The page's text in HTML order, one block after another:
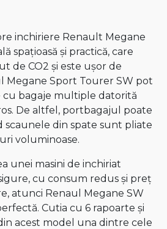
inchiriere Renault Megane
spațioasă și practică, care
de CO2 și este ușor de
Megane Sport Tourer SW pot
cu bagaje multiple datorită
De altfel, portbagajul poate
scaunele din spate sunt pliate
voluminoase.
unei masini de inchiriat
cu consum redus și preț
atunci Renaul Megane SW
Cutia cu 6 rapoarte și
acest model una dintre cele